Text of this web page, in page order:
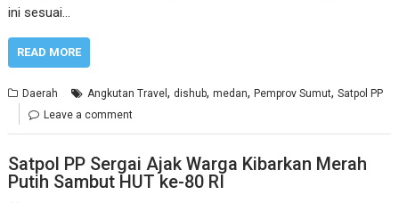
ini sesuai…
READ MORE
Daerah Angkutan Travel, dishub,medan,Pemprov Sumut,Satpol PP
Leave a comment
Satpol PP Sergai Ajak Warga Kibarkan Merah
Putih Sambut HUT ke-80 RI